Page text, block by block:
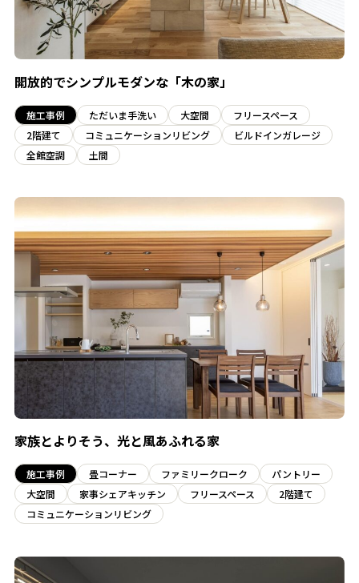
開放的でシンプルモダンな「木の家」
施工事例 ただいま手洗い 大空間
フリースペース
2階建て
コミュニケーションリビング
ビルドインガレージ
全館空調
土間
家族とよりそう、光と風あふれる家
施工事例 畳コーナー ファミリークローク
パントリー
大空間
家事シェアキッチン フリースペース
2階建て
コミュニケーションリビング